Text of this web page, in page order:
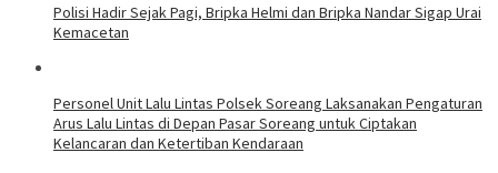
Polisi Hadir Sejak Pagi, Bripka Helmi dan Bripka Nandar Sigap Urai
Kemacetan
Personel Unit Lalu Lintas Polsek Soreang Laksanakan Pengaturan
Arus Lalu Lintas di Depan Pasar Soreang untuk Ciptakan
Kelancaran dan Ketertiban Kendaraan